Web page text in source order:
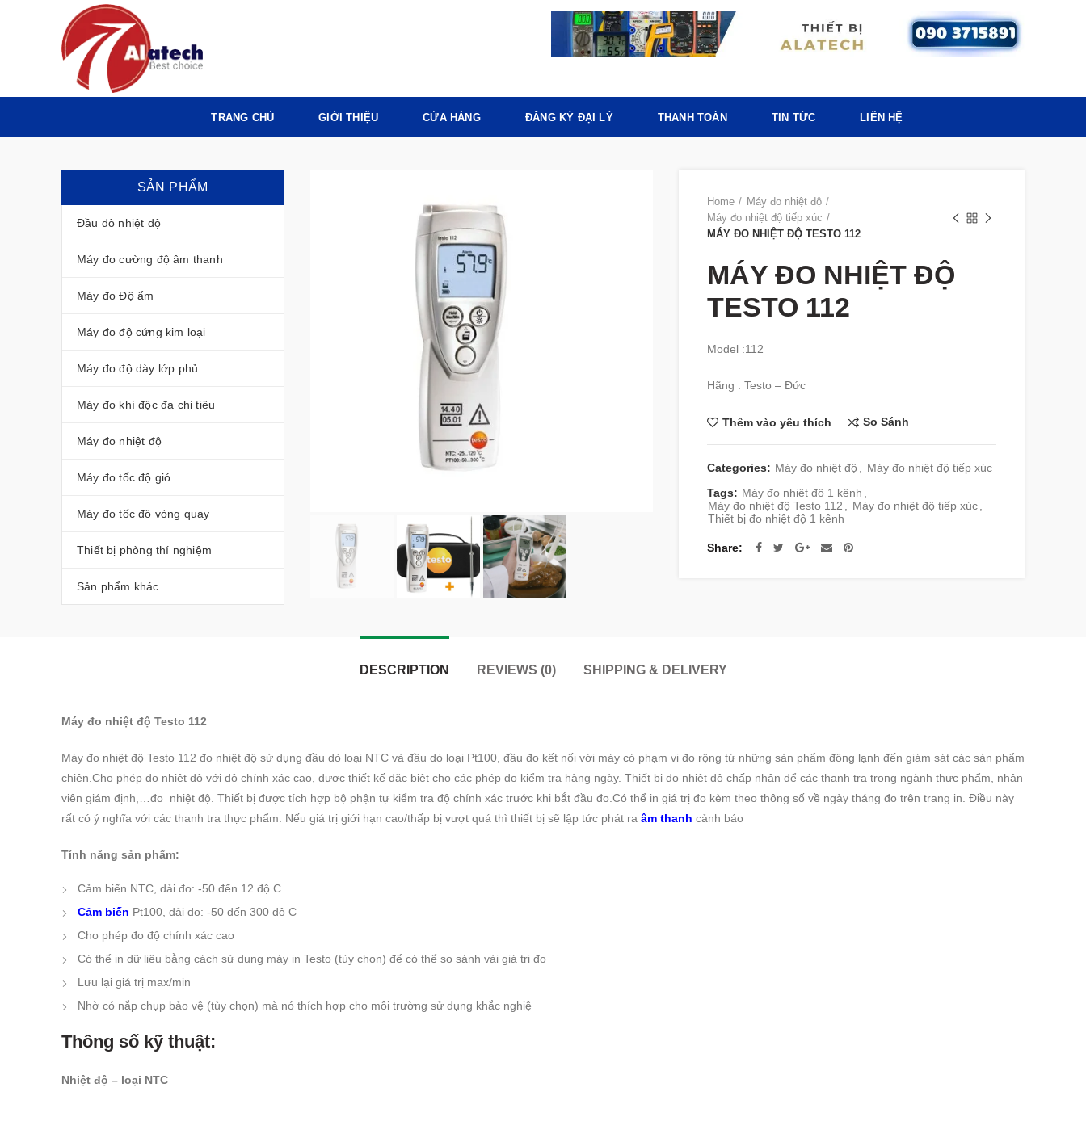
TRANG CHỦ GIỚI THIỆU CỬA HÀNG ĐĂNG KÝ ĐẠI LÝ THANH TOÁN TIN TỨC LIÊN HỆ
Home
Máy đo nhiệt độ
Máy đo nhiệt độ tiếp xúc
MÁY ĐO NHIỆT ĐỘ TESTO 112
MÁY ĐO NHIỆT ĐỘ
TESTO 112
Model :112
Hãng : Testo – Đức
Thêm vào yêu thích So Sánh
Categories: Máy đo nhiệt độ , Máy đo nhiệt độ tiếp xúc
Tags: Máy đo nhiệt độ 1 kênh ,
Máy đo nhiệt độ Testo 112 , Máy đo nhiệt độ tiếp xúc ,
Thiết bị đo nhiệt độ 1 kênh
Share
SẢN PHẨM
Đầu dò nhiệt độ
Máy đo cường độ âm thanh
Máy đo Độ ẩm
Máy đo độ cứng kim loại
Máy đo độ dày lớp phủ
Máy đo khí độc đa chỉ tiêu
Máy đo nhiệt độ
Máy đo tốc độ gió
Máy đo tốc độ vòng quay
Thiết bị phòng thí nghiệm
Sản phẩm khác
DESCRIPTION REVIEWS (0) SHIPPING & DELIVERY
Máy đo nhiệt độ Testo 112
Máy đo nhiệt độ Testo 112 đo nhiệt độ sử dụng đầu dò loại NTC và đầu dò loại Pt100, đầu đo kết nối với máy có phạm vi đo rộng từ những sản phẩm đông lạnh đến giám sát các sản phẩm
chiên.Cho phép đo nhiệt độ với độ chính xác cao, được thiết kế đặc biệt cho các phép đo kiểm tra hàng ngày. Thiết bị đo nhiệt độ chấp nhận để các thanh tra trong ngành thực phẩm, nhân
viên giám định,…đo nhiệt độ. Thiết bị được tích hợp bộ phận tự kiểm tra độ chính xác trước khi bắt đầu đo.Có thể in giá trị đo kèm theo thông số về ngày tháng đo trên trang in. Điều này
rất có ý nghĩa với các thanh tra thực phẩm. Nếu giá trị giới hạn cao/thấp bị vượt quá thì thiết bị sẽ lập tức phát ra âm thanh cảnh báo
Tính năng sản phẩm:
Cảm biến NTC, dải đo: -50 đến 12 độ C
Cảm biến Pt100, dải đo: -50 đến 300 độ C
Cho phép đo độ chính xác cao
Có thể in dữ liệu bằng cách sử dụng máy in Testo (tùy chọn) để có thể so sánh vài giá trị đo
Lưu lại giá trị max/min
Nhờ có nắp chụp bảo vệ (tùy chọn) mà nó thích hợp cho môi trường sử dụng khắc nghiệ
Thông số kỹ thuật:
Nhiệt độ – loại NTC